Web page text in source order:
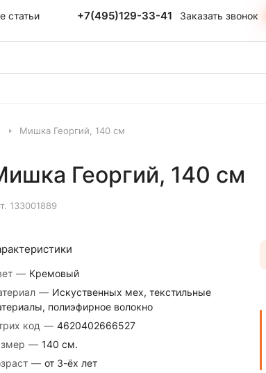
статьи +7(495)129-33-41 Заказать звонок
Мишка Георгий, 140 см
Георгий, 140 см
133001889
— Кремовый
— Искуственных мех, текстильные
полиэфирное волокно
код — 4620402666527
— 140 см.
— от 3-ёх лет